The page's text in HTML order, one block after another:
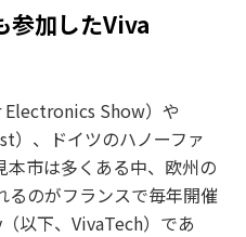
参加したViva
Electronics Show）や
）、ドイツのハノーファ
市は多くある中、欧州の
るのがフランスで毎年開催
以下、VivaTech）であ